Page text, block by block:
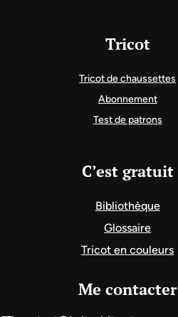
Tricot
Tricot de chaussettes
Abonnement
Test de patrons
C’est gratuit
Bibliothèque
Glossaire
Tricot en couleurs
Me contacter